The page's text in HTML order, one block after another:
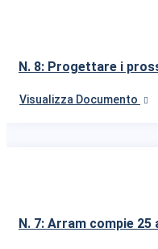
N. 8: Progettare i
Visualizza Documento
N. 7: Arram compie 25